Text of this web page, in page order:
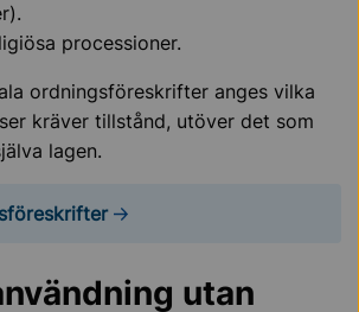
processioner.
ordningsföreskrifter anges vilka
kräver tillstånd, utöver det som
lagen.
utan